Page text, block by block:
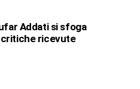
Addati si sfoga
critiche ricevute